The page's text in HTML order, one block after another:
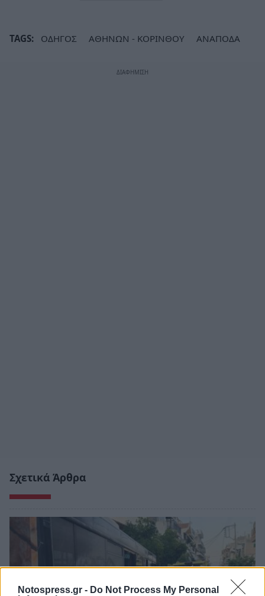
Notospress.gr - Do Not Process My Personal
TAGS: ΟΔΗΓΟΣ ΑΘΗΝΩΝ - ΚΟΡΙΝΘΟΥ ΑΝΑΠΟΔΑ
Σχετικά Άρθρα